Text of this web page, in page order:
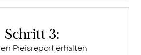
Schritt 3:
Preisreport erhalten